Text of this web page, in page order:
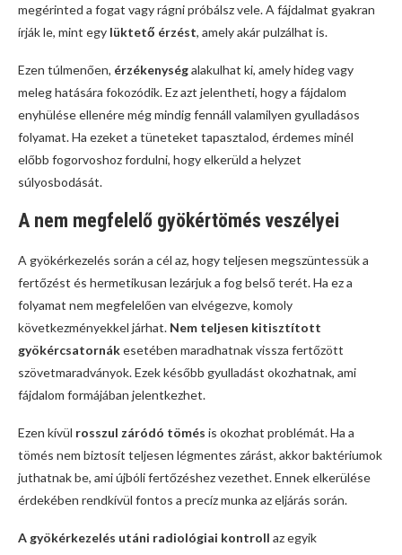
megérinted a fogat vagy rágni próbálsz vele. A fájdalmat gyakran
írják le, mint egy lüktető érzést, amely akár pulzálhat is.
Ezen túlmenően, érzékenységalakulhat ki, amely hideg vagy
meleg hatására fokozódik. Ez azt jelentheti, hogy a fájdalom
enyhülése ellenére még mindig fennáll valamilyen gyulladásos
folyamat. Ha ezeket a tüneteket tapasztalod, érdemes minél
előbb fogorvoshoz fordulni, hogy elkerüld a helyzet
súlyosbodását.
A nem megfelelő gyökértömés veszélyei
A gyökérkezelés során a cél az, hogy teljesen megszüntessük a
fertőzést és hermetikusan lezárjuk a fog belső terét. Ha ez a
folyamat nem megfelelően van elvégezve, komoly
következményekkel járhat. Nem teljesen kitisztított
gyökércsatornákesetében maradhatnak vissza fertőzött
szövetmaradványok. Ezek később gyulladást okozhatnak, ami
fájdalom formájában jelentkezhet.
Ezen kívül rosszul záródó tömés is okozhat problémát. Ha a
tömés nem biztosít teljesen légmentes zárást, akkor baktériumok
juthatnak be, ami újbóli fertőzéshez vezethet. Ennek elkerülése
érdekében rendkívül fontos a precíz munka az eljárás során.
A gyökérkezelés utáni radiológiai kontroll az egyik